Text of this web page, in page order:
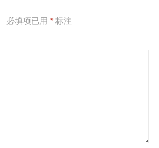
必填项已用 *标注